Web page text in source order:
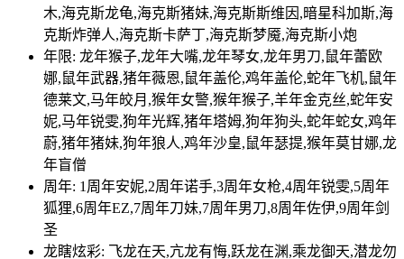
木,海克斯龙龟,海克斯猪妹,海克斯斯维因,暗星科加斯,海
克斯炸弹人,海克斯卡萨丁,海克斯梦魇,海克斯小炮
年限: 龙年猴子,龙年大嘴,龙年琴女,龙年男刀,鼠年蕾欧
娜,鼠年武器,猪年薇恩,鼠年盖伦,鸡年盖伦,蛇年飞机,鼠年
德莱文,马年皎月,猴年女警,猴年猴子,羊年金克丝,蛇年安
妮,马年锐雯,狗年光辉,猪年塔姆,狗年狗头,蛇年蛇女,鸡年
蔚,猪年猪妹,狗年狼人,鸡年沙皇,鼠年瑟提,猴年莫甘娜,龙
年盲僧
周年: 1周年安妮,2周年诺手,3周年女枪,4周年锐雯,5周年
狐狸,6周年EZ,7周年刀妹,7周年男刀,8周年佐伊,9周年剑
圣
龙瞎炫彩: 飞龙在天,亢龙有悔,跃龙在渊,乘龙御天,潜龙勿